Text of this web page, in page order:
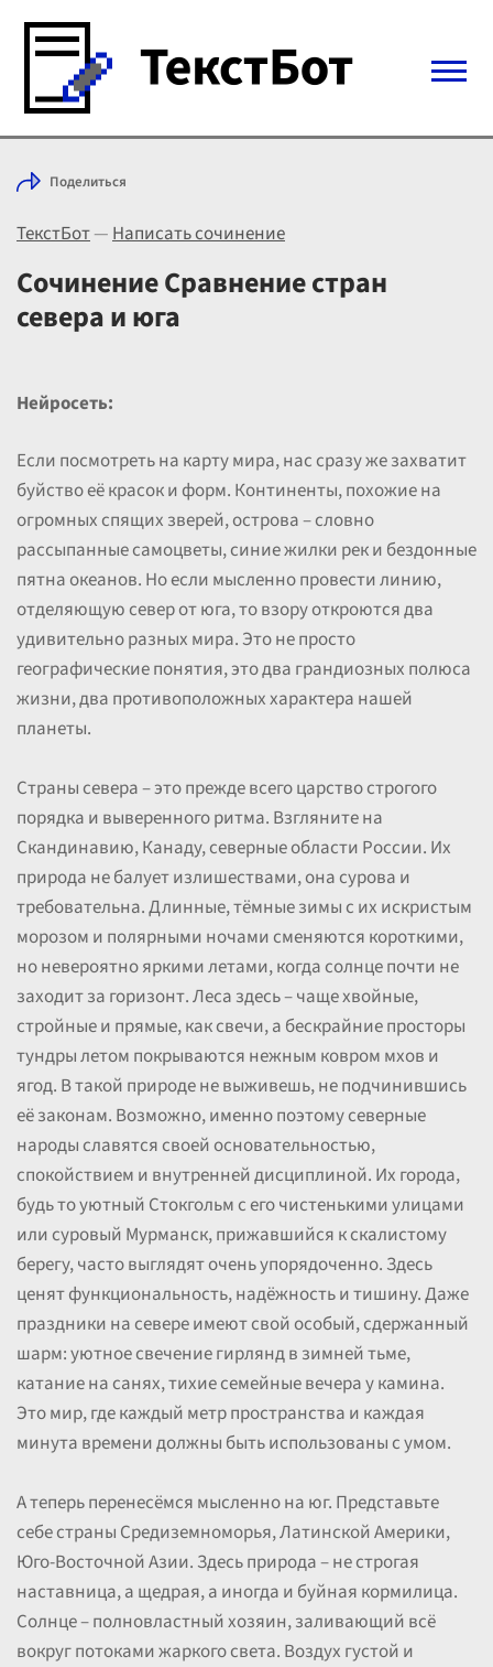
Войти с Telegram
Выбрать режим
Цены
Поделиться
ТекстБот—Написать сочинение
Сочинение Сравнение стран
севера и юга
Нейросеть:
Если посмотреть на карту мира, нас сразу же захватит
буйство её красок и форм. Континенты, похожие на
огромных спящих зверей, острова – словно
рассыпанные самоцветы, синие жилки рек и бездонные
пятна океанов. Но если мысленно провести линию,
отделяющую север от юга, то взору откроются два
удивительно разных мира. Это не просто
географические понятия, это два грандиозных полюса
жизни, два противоположных характера нашей
планеты.
Страны севера – это прежде всего царство строгого
порядка и выверенного ритма. Взгляните на
Скандинавию, Канаду, северные области России. Их
природа не балует излишествами, она сурова и
требовательна. Длинные, тёмные зимы с их искристым
морозом и полярными ночами сменяются короткими,
но невероятно яркими летами, когда солнце почти не
заходит за горизонт. Леса здесь – чаще хвойные,
стройные и прямые, как свечи, а бескрайние просторы
тундры летом покрываются нежным ковром мхов и
ягод. В такой природе не выживешь, не подчинившись
её законам. Возможно, именно поэтому северные
народы славятся своей основательностью,
спокойствием и внутренней дисциплиной. Их города,
будь то уютный Стокгольм с его чистенькими улицами
или суровый Мурманск, прижавшийся к скалистому
берегу, часто выглядят очень упорядоченно. Здесь
ценят функциональность, надёжность и тишину. Даже
праздники на севере имеют свой особый, сдержанный
шарм: уютное свечение гирлянд в зимней тьме,
катание на санях, тихие семейные вечера у камина.
Это мир, где каждый метр пространства и каждая
минута времени должны быть использованы с умом.
А теперь перенесёмся мысленно на юг. Представьте
себе страны Средиземноморья, Латинской Америки,
Юго-Восточной Азии. Здесь природа – не строгая
наставница, а щедрая, а иногда и буйная кормилица.
Солнце – полновластный хозяин, заливающий всё
вокруг потоками жаркого света. Воздух густой и